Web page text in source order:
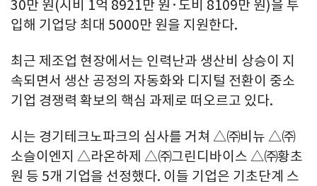
30만 원(시비 1억 8921만 원·도비 8109만 원)을 투
입해 기업당 최대 5000만 원을 지원한다.
최근 제조업 현장에서는 인력난과 생산비 상승이 지
속되면서 생산 공정의 자동화와 디지털 전환이 중소
기업 경쟁력 확보의 핵심 과제로 떠오르고 있다.
시는 경기테크노파크의 심사를 거쳐 △㈜비뉴 △㈜
소슬이엔지 △라온하제 △㈜그린디바이스 △㈜황초
원 등 5개 기업을 선정했다. 이들 기업은 기초단계 스